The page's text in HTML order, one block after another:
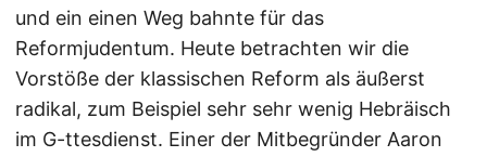
und ein einen Weg bahnte für das
Reformjudentum. Heute betrachten wir die
Vorstöße der klassischen Reform als äußerst
radikal, zum Beispiel sehr sehr wenig Hebräisch
im G-ttesdienst. Einer der Mitbegründer Aaron